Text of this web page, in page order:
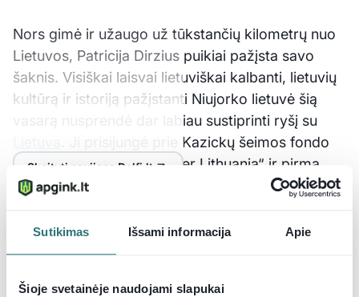
Sutikimas Išsami informacija Apie
Šioje svetainėje naudojami slapukai
Skaityti naujieną Delfi.lt
Nors gimė ir užaugo už tūkstančių kilometrų nuo
Lietuvos, Patricija Dirzius puikiai pažįsta savo
šaknis. Visiškai laisvai lietuviškai kalbanti, lietuvių
kultūrą ir istoriją pažįstanti Niujorko lietuvė šią
vasarą nusprendė dar labiau sustiprinti ryšį su
. Ji prisijungė prie Kazickų šeimos fondo
programos „Bring Together Lithuania“ ir pirmą
kartą gyvenime atvyko į Lietuvą, kurią iki šiol
pažino tik iš tėvų pasakojimų. Lietuvos sužavėta
mergina svarsto galimybę ir kada nors čia grįžti
visam laikui.
„Esame maža, bet unikali, stiprios dvasios tauta ir